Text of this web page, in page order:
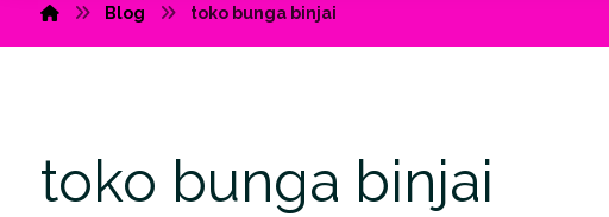
Blog toko bunga binjai
toko bunga binjai